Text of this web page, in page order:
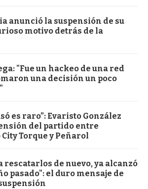
anunció la suspensión de su
motivo detrás de la
"Fue un hackeo de una red
una decisión un poco
es raro”: Evaristo González
del partido entre
Torque y Peñarol
rescatarlos de nuevo, ya alcanzó
pasado": el duro mensaje de